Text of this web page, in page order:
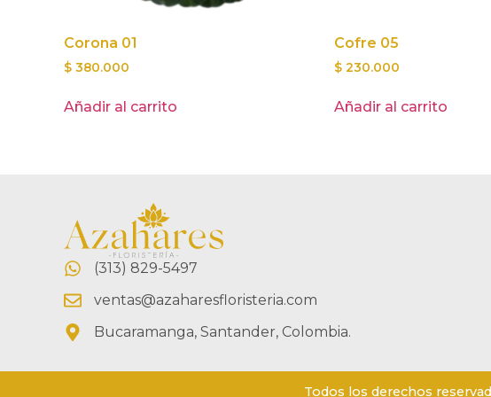
Corona 01
$ 380.000
Añadir al carrito
Cofre 05
$ 230.000
Añadir al carrito
(313) 829-5497
ventas@azaharesfloristeria.com
Bucaramanga, Santander, Colombia.
Todos los derechos